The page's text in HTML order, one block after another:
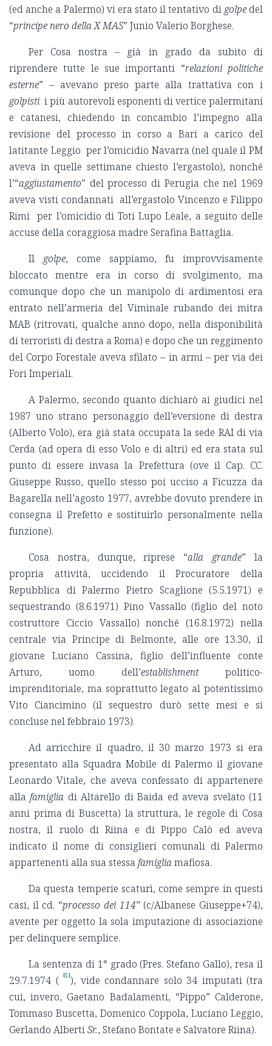
(ed anche a Palermo) vi era stato il tentativo digolpedel
“principe nero della X MAS” Junio Valerio Borghese.
Per Cosa nostra – già in grado da subito di
riprendere tutte le sue importanti “relazioni politiche
esterne” – avevano preso parte alla trattativa con i
golpisti i più autorevoli esponenti di vertice palermitani
e catanesi, chiedendo in concambio l’impegno alla
revisione del processo in corso a Bari a carico del
latitante Leggio per l’omicidio Navarra (nel quale il PM
aveva in quelle settimane chiesto l’ergastolo), nonché
l’“aggiustamento” del processo di Perugia che nel 1969
aveva visti condannati all’ergastolo Vincenzo e Filippo
Rimi per l’omicidio di Toti Lupo Leale, a seguito delle
accuse della coraggiosa madre Serafina Battaglia.
Il golpe, come sappiamo, fu improvvisamente
bloccato mentre era in corso di svolgimento, ma
comunque dopo che un manipolo di ardimentosi era
entrato nell’armeria del Viminale rubando dei mitra
MAB (ritrovati, qualche anno dopo, nella disponibilità
di terroristi di destra a Roma) e dopo che un reggimento
del Corpo Forestale aveva sfilato – in armi – per via dei
Fori Imperiali.
A Palermo, secondo quanto dichiarò ai giudici nel
1987 uno strano personaggio dell’eversione di destra
(Alberto Volo), era già stata occupata la sede RAI di via
Cerda (ad opera di esso Volo e di altri) ed era stata sul
punto di essere invasa la Prefettura (ove il Cap. CC.
Giuseppe Russo, quello stesso poi ucciso a Ficuzza da
Bagarella nell’agosto 1977, avrebbe dovuto prendere in
consegna il Prefetto e sostituirlo personalmente nella
funzione).
Cosa nostra, dunque, riprese “alla grande” la
propria attività, uccidendo il Procuratore della
Repubblica di Palermo Pietro Scaglione (5.5.1971) e
sequestrando (8.6.1971) Pino Vassallo (figlio del noto
costruttore Ciccio Vassallo) nonché (16.8.1972) nella
centrale via Principe di Belmonte, alle ore 13.30, il
giovane Luciano Cassina, figlio dell’influente conte
Arturo, uomo dell’establishmentpolitico-
imprenditoriale, ma soprattutto legato al potentissimo
Vito Ciancimino (il sequestro durò sette mesi e si
concluse nel febbraio 1973).
Ad arricchire il quadro, il 30 marzo 1973 si era
presentato alla Squadra Mobile di Palermo il giovane
Leonardo Vitale, che aveva confessato di appartenere
allafamiglia di Altarello di Baida ed aveva svelato (11
anni prima di Buscetta) la struttura, le regole di Cosa
nostra, il ruolo di Riina e di Pippo Calò ed aveva
indicato il nome di consiglieri comunali di Palermo
appartenenti alla sua stessa famigliamafiosa.
Da questa temperie scaturì, come sempre in questi
casi, il cd. “processo dei 114” (c/Albanese Giuseppe+74),
avente per oggetto la sola imputazione di associazione
per delinquere semplice.
La sentenza di 1° grado (Pres. Stefano Gallo), resa il
29.7.1974 ( [5]), vide condannare solo 34 imputati (tra
cui, invero, Gaetano Badalamenti, “Pippo” Calderone,
Tommaso Buscetta, Domenico Coppola, Luciano Leggio,
Gerlando AlbertiSr., Stefano Bontate e Salvatore Riina).